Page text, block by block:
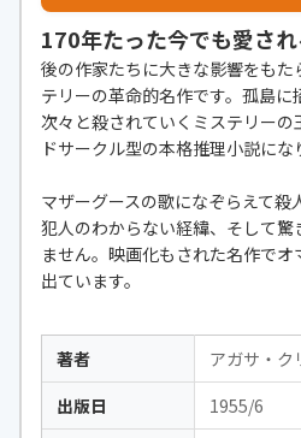
170年たった今でも愛さ
後の作家たちに大きな影響をも
テリーの革命的名作です。孤島
次々と殺されていくミステリー
ドサークル型の本格推理小説にな
マザーグースの歌になぞらえて殺
犯人のわからない経緯、そして驚
ません。映画化もされた名作でオ
出ています。
著者
アガサ・ク
出版日
1955/6